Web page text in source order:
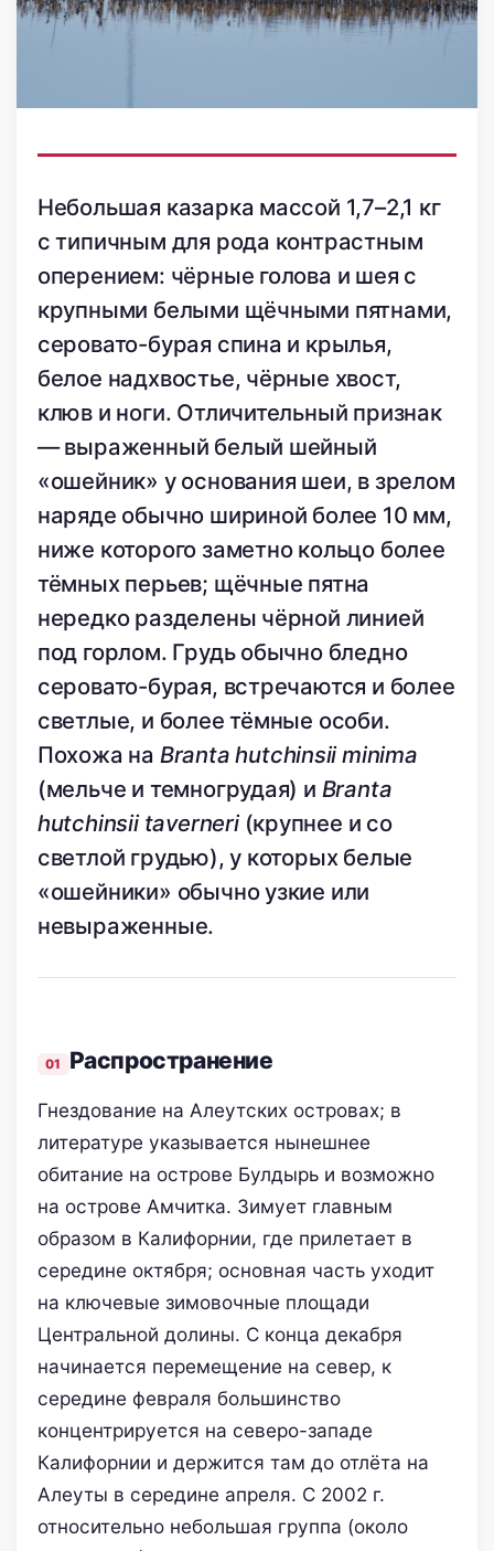
Небольшая казарка массой 1,7–2,1 кг
с типичным для рода контрастным
оперением: чёрные голова и шея с
крупными белыми щёчными пятнами,
серовато-бурая спина и крылья,
белое надхвостье, чёрные хвост,
клюв и ноги. Отличительный признак
— выраженный белый шейный
«ошейник» у основания шеи, в зрелом
наряде обычно шириной более 10 мм,
ниже которого заметно кольцо более
тёмных перьев; щёчные пятна
нередко разделены чёрной линией
под горлом. Грудь обычно бледно
серовато-бурая, встречаются и более
светлые, и более тёмные особи.
Похожа на Branta hutchinsii minima
(мельче и темногрудая) и Branta
hutchinsii taverneri(крупнее и со
светлой грудью), у которых белые
«ошейники» обычно узкие или
невыраженные.
Распространение
Гнездование на Алеутских островах; в
литературе указывается нынешнее
обитание на острове Булдырь и возможно
на острове Амчитка. Зимует главным
образом в Калифорнии, где прилетает в
середине октября; основная часть уходит
на ключевые зимовочные площади
Центральной долины. С конца декабря
начинается перемещение на север, к
середине февраля большинство
концентрируется на северо-западе
Калифорнии и держится там до отлёта на
Алеуты в середине апреля. С 2002 г.
относительно небольшая группа (около